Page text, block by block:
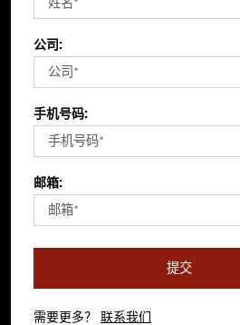
公司:
手机号码:
邮箱:
提交
需要更多？ 联系我们